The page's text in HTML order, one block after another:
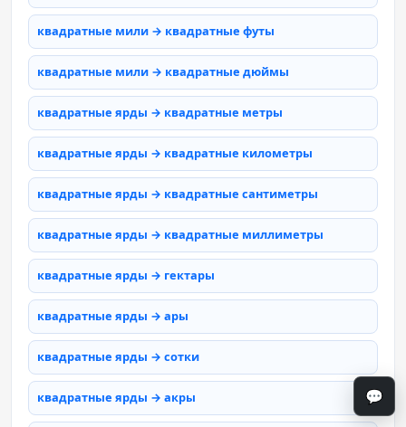
квадратные мили → квадратные футы
квадратные мили → квадратные дюймы
квадратные ярды → квадратные метры
квадратные ярды → квадратные километры
квадратные ярды → квадратные сантиметры
квадратные ярды → квадратные миллиметры
квадратные ярды → гектары
квадратные ярды → ары
квадратные ярды → сотки
квадратные ярды → акры 💬